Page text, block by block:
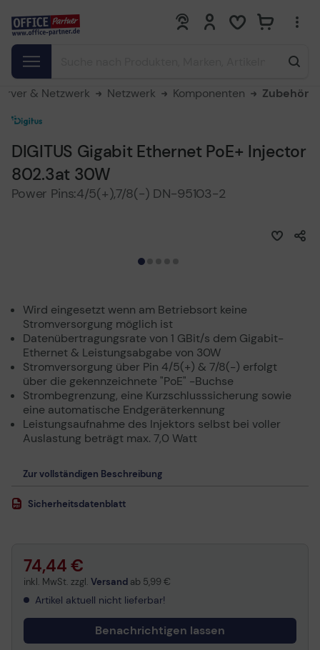
0 0
& Netzwerk Netzwerk Komponenten Zubehör
DIGITUS Gigabit Ethernet PoE+ Injector
802.3at 30W
Power Pins:4/5(+),7/8(-) DN-95103-2
Wird eingesetzt wenn am Betriebsort keine
Stromversorgung möglich ist
Datenübertragungsrate von 1 GBit/s dem Gigabit-
Ethernet & Leistungsabgabe von 30W
Stromversorgung über Pin 4/5(+) & 7/8(-) erfolgt
über die gekennzeichnete "PoE" -Buchse
Strombegrenzung, eine Kurzschlusssicherung sowie
eine automatische Endgeräterkennung
Leistungsaufnahme des Injektors selbst bei voller
Auslastung beträgt max. 7,0 Watt
Zur vollständigen Beschreibung
Sicherheitsdatenblatt
74,44 €
inkl. MwSt. zzgl. Versand ab 5,99 €
Artikel aktuell nicht lieferbar!
Benachrichtigen lassen